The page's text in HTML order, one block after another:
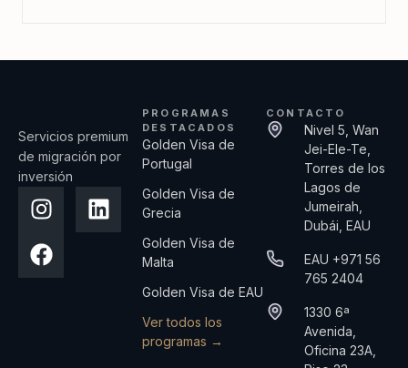
Servicios premium
de migración por
inversión
PROGRAMAS
DESTACADOS
Golden Visa de
Portugal
Golden Visa de
Grecia
Golden Visa de
Malta
Golden Visa de EAU
Ver todos los
programas →
CONTACTO
Nivel 5, Wan
Jei-Ele-Te,
Torres de los
Lagos de
Jumeirah,
Dubái, EAU
EAU +971 56
765 2404
1330 6ª
Avenida,
Oficina 23A,